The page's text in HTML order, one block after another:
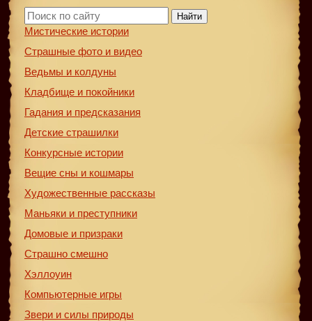
Найти
Мистические истории
Страшные фото и видео
Ведьмы и колдуны
Кладбище и покойники
Гадания и предсказания
Детские страшилки
Конкурсные истории
Вещие сны и кошмары
Художественные рассказы
Маньяки и преступники
Домовые и призраки
Страшно смешно
Хэллоуин
Компьютерные игры
Звери и силы природы